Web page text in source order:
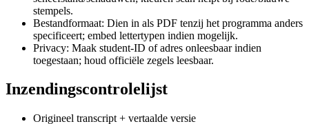
stempels.
Bestandformaat: Dien in als PDF tenzij het programma anders
specificeert; embed lettertypen indien mogelijk.
Privacy: Maak student-ID of adres onleesbaar indien
toegestaan; houd officiële zegels leesbaar.
Inzendingscontrolelijst
Origineel transcript + vertaalde versie